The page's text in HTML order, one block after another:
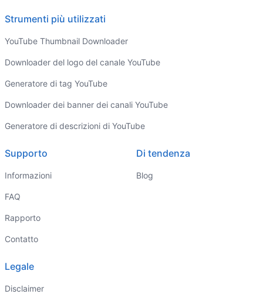
Strumenti più utilizzati
YouTube Thumbnail Downloader
Downloader del logo del canale YouTube
Generatore di tag YouTube
Downloader dei banner dei canali YouTube
Generatore di descrizioni di YouTube
Supporto
Informazioni
FAQ
Rapporto
Contatto
Di tendenza
Blog
Legale
Disclaimer